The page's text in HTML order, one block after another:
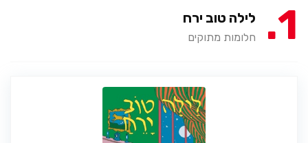
1 לילה טוב ירח
חלומות מתוקים